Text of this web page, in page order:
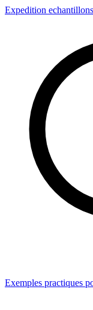
Expedition echantillons
Exemples practiques